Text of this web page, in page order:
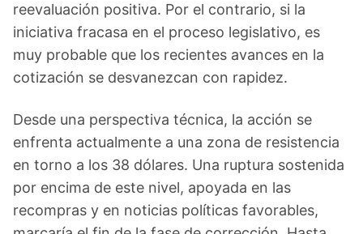
reevaluación positiva. Por el contrario, si la
iniciativa fracasa en el proceso legislativo, es
muy probable que los recientes avances en la
cotización se desvanezcan con rapidez.
Desde una perspectiva técnica, la acción se
enfrenta actualmente a una zona de resistencia
en torno a los 38 dólares. Una ruptura sostenida
por encima de este nivel, apoyada en las
recompras y en noticias políticas favorables,